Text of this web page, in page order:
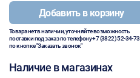
Добавить в корзину
Товара нет в наличии, уточняйте возможность
поставки под заказ по телефону+7 (3822) 52-34-73
по кнопке "Заказать звонок"
Наличие в магазинах